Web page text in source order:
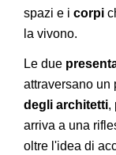
spazi e i corpi
la vivono.
Le due
attraversano un
degli architetti,
arriva a una
oltre l'idea di